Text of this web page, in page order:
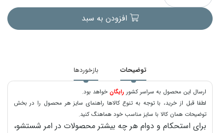
افزودن به سبد
توضیحات بازخوردها
ارسال این محصول به سراسر کشور رایگانخواهد بود.
لطفا قبل از خرید، با توجه به تنوع کالاها راهنمای سایز هر محصول را در بخش
توضیحات همان کالا با سایز مناسب خود هماهنگ کنید.
برای استحکام و دوام هر چه بیشتر محصولات در امر شستشو،